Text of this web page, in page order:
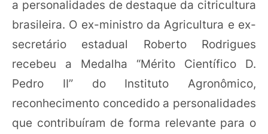
a personalidades de destaque da citricultura
brasileira. O ex-ministro da Agricultura e ex-
secretário estadual Roberto Rodrigues
recebeu a Medalha “Mérito Científico D.
Pedro II” do Instituto Agronômico,
reconhecimento concedido a personalidades
que contribuíram de forma relevante para o